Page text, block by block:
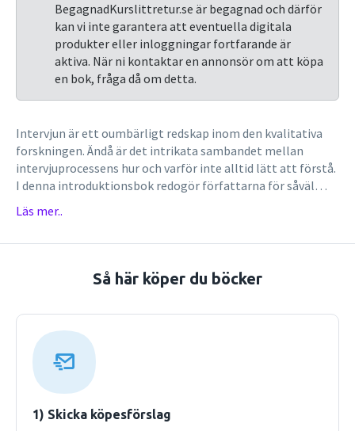
BegagnadKurslittretur.se är begagnad och därför
kan vi inte garantera att eventuella digitala
produkter eller inloggningar fortfarande är
aktiva. När ni kontaktar en annonsör om att köpa
en bok, fråga då om detta.
Intervjun är ett oumbärligt redskap inom den kvalitativa
forskningen. Ändå är det intrikata sambandet mellan
intervjuprocessens hur och varför inte alltid lätt att förstå.
I denna introduktionsbok redogör författarna för såväl
forskningsintervjuns teoretiska underbyggnad som dess
praktiska aspekter.I denna tredje reviderade upplaga har
det praktiska arbetet med intervjuer förstärkts och
avsnitten om epistemologi och etik har utökats.
Läs mer..
Så här köper du böcker
1) Skicka köpesförslag